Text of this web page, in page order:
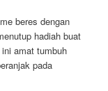
beres dengan
hadiah buat
amat tumbuh
pada